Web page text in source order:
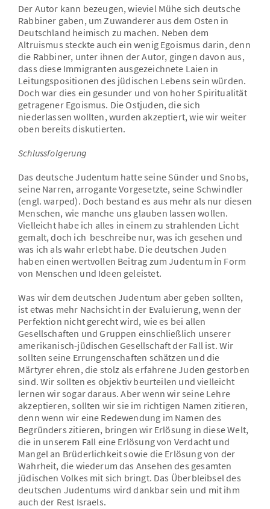
Der Autor kann bezeugen, wieviel Mühe sich deutsche
Rabbiner gaben, um Zuwanderer aus dem Osten in
Deutschland heimisch zu machen. Neben dem
Altruismus steckte auch ein wenig Egoismus darin, denn
die Rabbiner, unter ihnen der Autor, gingen davon aus,
dass diese Immigranten ausgezeichnete Laien in
Leitungspositionen des jüdischen Lebens sein würden.
Doch war dies ein gesunder und von hoher Spiritualität
getragener Egoismus. Die Ostjuden, die sich
niederlassen wollten, wurden akzeptiert, wie wir weiter
oben bereits diskutierten.
Schlussfolgerung
Das deutsche Judentum hatte seine Sünder und Snobs,
seine Narren, arrogante Vorgesetzte, seine Schwindler
(engl. warped). Doch bestand es aus mehr als nur diesen
Menschen, wie manche uns glauben lassen wollen.
Vielleicht habe ich alles in einem zu strahlenden Licht
gemalt, doch ich beschreibe nur, was ich gesehen und
was ich als wahr erlebt habe. Die deutschen Juden
haben einen wertvollen Beitrag zum Judentum in Form
von Menschen und Ideen geleistet.
Was wir dem deutschen Judentum aber geben sollten,
ist etwas mehr Nachsicht in der Evaluierung, wenn der
Perfektion nicht gerecht wird, wie es bei allen
Gesellschaften und Gruppen einschließlich unserer
amerikanisch-jüdischen Gesellschaft der Fall ist. Wir
sollten seine Errungenschaften schätzen und die
Märtyrer ehren, die stolz als erfahrene Juden gestorben
sind. Wir sollten es objektiv beurteilen und vielleicht
lernen wir sogar daraus. Aber wenn wir seine Lehre
akzeptieren, sollten wir sie im richtigen Namen zitieren,
denn wenn wir eine Redewendung im Namen des
Begründers zitieren, bringen wir Erlösung in diese Welt,
die in unserem Fall eine Erlösung von Verdacht und
Mangel an Brüderlichkeit sowie die Erlösung von der
Wahrheit, die wiederum das Ansehen des gesamten
jüdischen Volkes mit sich bringt. Das Überbleibsel des
deutschen Judentums wird dankbar sein und mit ihm
auch der Rest Israels.